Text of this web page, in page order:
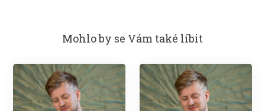
Mohlo by se Vám také líbit